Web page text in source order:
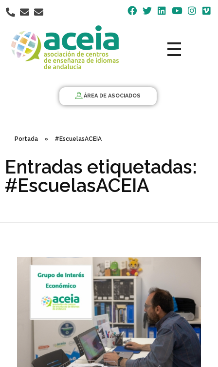
Nota:
este
web
incluye
ÁREA DE ASOCIADOS
Portada » #EscuelasACEIA
Entradas etiquetadas:
#EscuelasACEIA